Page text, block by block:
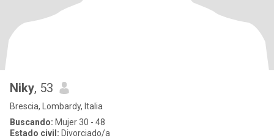
Niky, 53
Brescia, Lombardy, Italia
Buscando: Mujer 30 - 48
Estado civil: Divorciado/a